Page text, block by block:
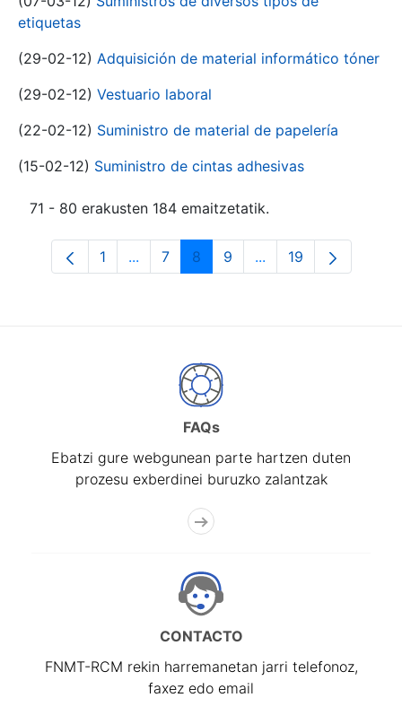
etiquetas
(29-02-12) Adquisición de material informático tóner
(29-02-12) Vestuario laboral
(22-02-12) Suministro de material de papelería
(15-02-12) Suministro de cintas adhesivas
71 - 80 erakusten 184 emaitzetatik.
Orrialdea
1 ...Intermediate Pages Use TAB to
Orrialdea
7 Orrialdea
8 Orrialdea
9 ...Intermediate Pages
Orrialdea
19
FAQs
Ebatzi gure webgunean parte hartzen duten
prozesu exberdinei buruzko zalantzak
CONTACTO
FNMT-RCM rekin harremanetan jarri telefonoz,
faxez edo email